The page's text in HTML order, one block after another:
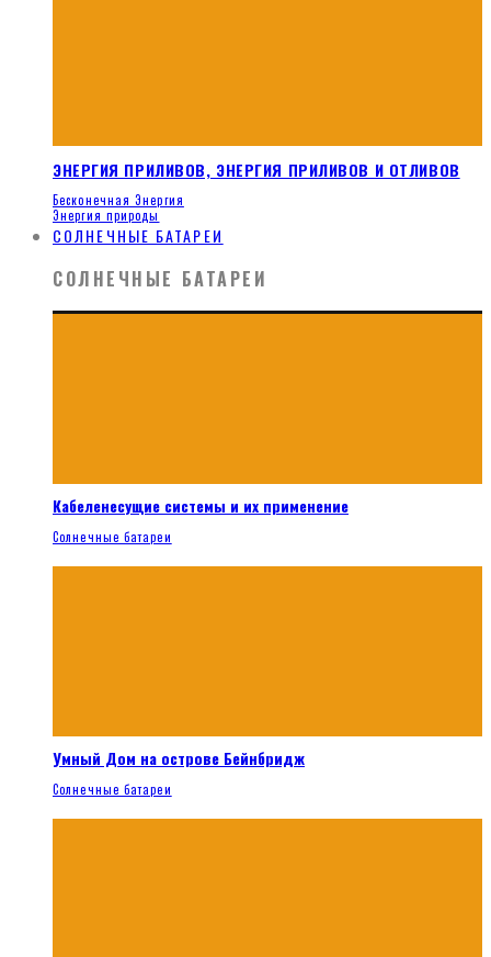
ЭНЕРГИЯ ПРИЛИВОВ, ЭНЕРГИЯ ПРИЛИВОВ И ОТЛИВОВ
Бесконечная Энергия
Энергия природы
СОЛНЕЧНЫЕ БАТАРЕИ
СОЛНЕЧНЫЕ БАТАРЕИ
Кабеленесущие системы и их применение
Солнечные батареи
Умный Дом на острове Бейнбридж
Солнечные батареи